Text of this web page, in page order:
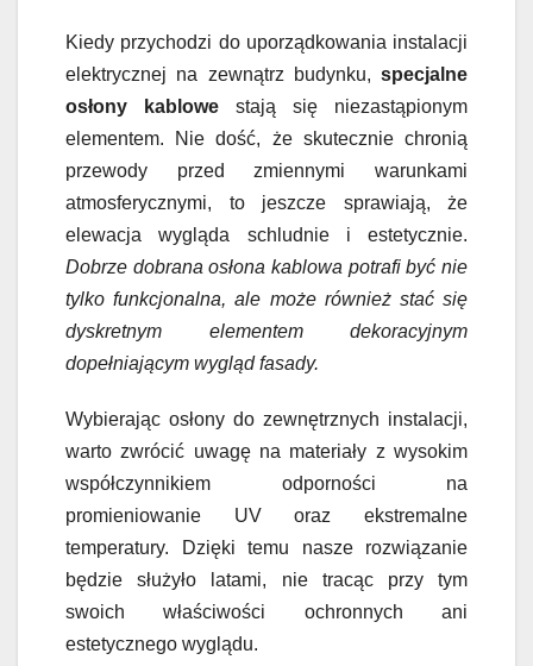
Kiedy przychodzi do uporządkowania instalacji
elektrycznej na zewnątrz budynku, specjalne
osłony kablowe stają się niezastąpionym
elementem. Nie dość, że skutecznie chronią
przewody przed zmiennymi warunkami
atmosferycznymi, to jeszcze sprawiają, że
elewacja wygląda schludnie i estetycznie.
Dobrze dobrana osłona kablowa potrafi być nie
tylko funkcjonalna, ale może również stać się
dyskretnym elementem dekoracyjnym
dopełniającym wygląd fasady.
Wybierając osłony do zewnętrznych instalacji,
warto zwrócić uwagę na materiały z wysokim
współczynnikiem odporności na
promieniowanie UV oraz ekstremalne
temperatury. Dzięki temu nasze rozwiązanie
będzie służyło latami, nie tracąc przy tym
swoich właściwości ochronnych ani
estetycznego wyglądu.